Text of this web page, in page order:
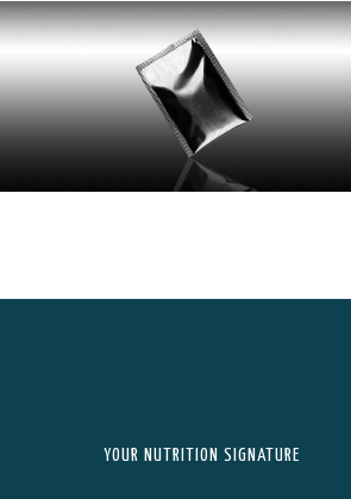
YOUR NUTRITION SIGNATURE